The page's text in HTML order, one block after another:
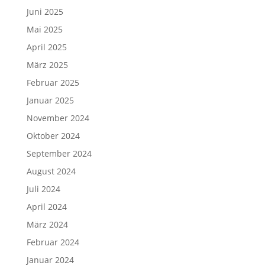
Juni 2025
Mai 2025
April 2025
März 2025
Februar 2025
Januar 2025
November 2024
Oktober 2024
September 2024
August 2024
Juli 2024
April 2024
März 2024
Februar 2024
Januar 2024